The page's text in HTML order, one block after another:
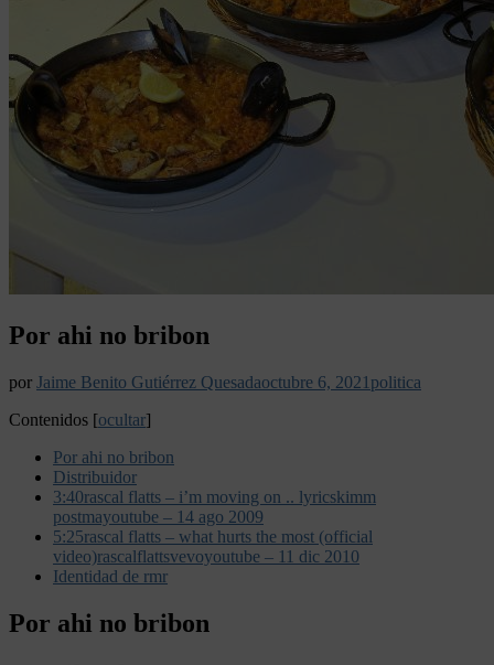
Por ahi no bribon
por Jaime Benito Gutiérrez Quesadaoctubre 6, 2021 politica
Contenidos [ocultar]
Por ahi no bribon
Distribuidor
3:40rascal flatts – i’m moving on .. lyricskimm
postmayoutube – 14 ago 2009
5:25rascal flatts – what hurts the most (official
video)rascalflattsvevoyoutube – 11 dic 2010
Identidad de rmr
Por ahi no bribon